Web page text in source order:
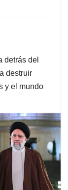
detrás del
destruir
y el mundo